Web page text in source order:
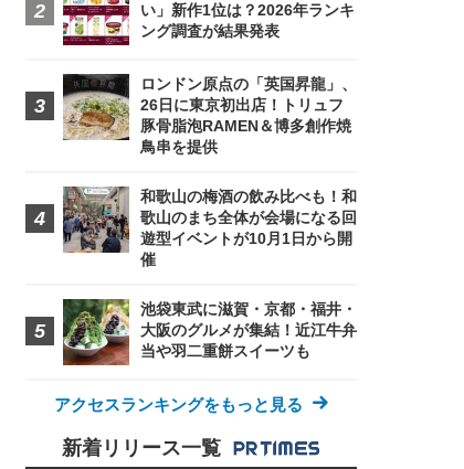
い」新作1位は？2026年ランキ
ング調査が結果発表
ロンドン原点の「英国昇龍」、
26日に東京初出店！トリュフ
豚骨脂泡RAMEN＆博多創作焼
鳥串を提供
和歌山の梅酒の飲み比べも！和
歌山のまち全体が会場になる回
遊型イベントが10月1日から開
催
池袋東武に滋賀・京都・福井・
大阪のグルメが集結！近江牛弁
当や羽二重餅スイーツも
アクセスランキングをもっと見る
新着リリース一覧